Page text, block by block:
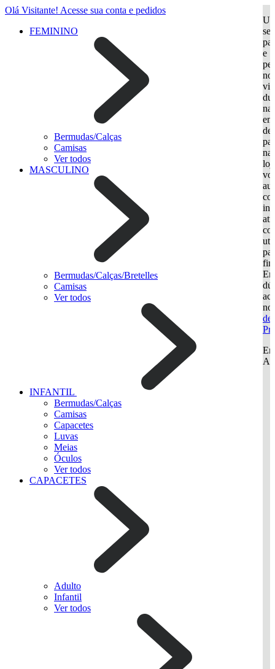
Olá Visitante! Acesse sua conta e pedidos
FEMININO
Bermudas/Calças
Camisas
Ver todos
MASCULINO
Bermudas/Calças/Bretelles
Camisas
Ver todos
INFANTIL
Bermudas/Calças
Camisas
Capacetes
Luvas
Meias
Óculos
Ver todos
CAPACETES
Adulto
Infantil
Ver todos
e
de
de